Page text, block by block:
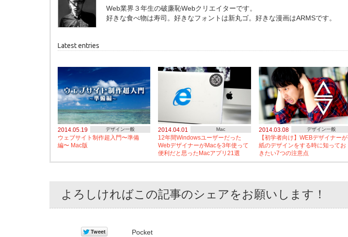
Web業界３年生の破廉恥Webクリエイターです。
好きな食べ物は寿司。好きなフォントは新丸ゴ。好きな漫画はARMSです。
Latest entries
2014.05.19 デザイン一般
ウェブサイト制作超入門〜準備
編〜 Mac版
2014.04.01 Mac
12年間Windowsユーザーだった
WebデザイナーがMacを3年使って
便利だと思ったMacアプリ21選
2014.03.08 デザイン一般
【初学者向け】WEBデザイナーが
紙のデザインをする時に知ってお
きたい7つの注意点
よろしければこの記事のシェアをお願いします！
Pocket